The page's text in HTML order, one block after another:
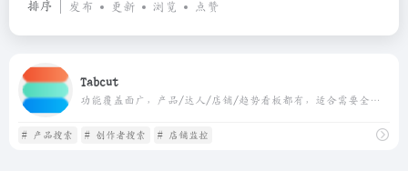
排序 发布 更新 浏览 点赞
Tabcut
功能覆盖面广，产品/达人/店铺/趋势看板都有，适合需要全景市场扫描的团队
# 产品搜索 # 创作者搜索 # 店铺监控